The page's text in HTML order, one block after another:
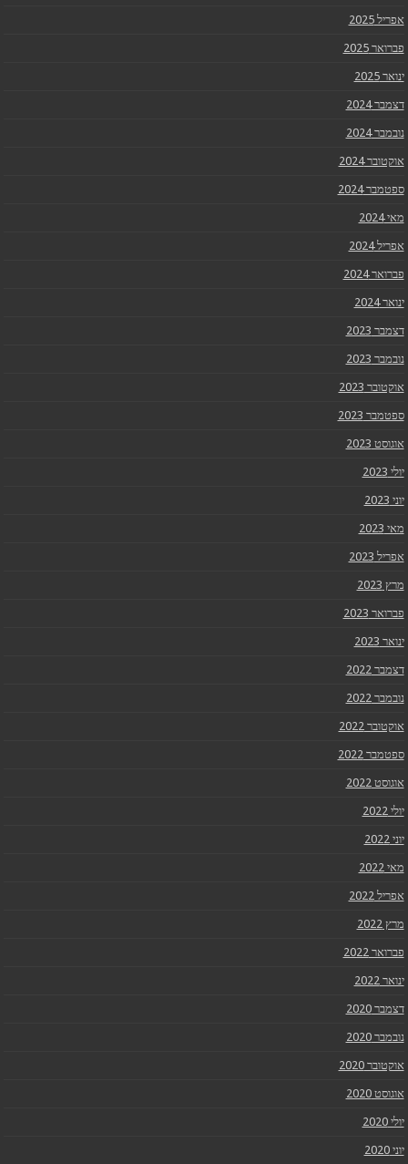
אפריל 2025
פברואר 2025
ינואר 2025
דצמבר 2024
נובמבר 2024
אוקטובר 2024
ספטמבר 2024
מאי 2024
אפריל 2024
פברואר 2024
ינואר 2024
דצמבר 2023
נובמבר 2023
אוקטובר 2023
ספטמבר 2023
אוגוסט 2023
יולי 2023
יוני 2023
מאי 2023
אפריל 2023
מרץ 2023
פברואר 2023
ינואר 2023
דצמבר 2022
נובמבר 2022
אוקטובר 2022
ספטמבר 2022
אוגוסט 2022
יולי 2022
יוני 2022
מאי 2022
אפריל 2022
מרץ 2022
פברואר 2022
ינואר 2022
דצמבר 2020
נובמבר 2020
אוקטובר 2020
אוגוסט 2020
יולי 2020
יוני 2020